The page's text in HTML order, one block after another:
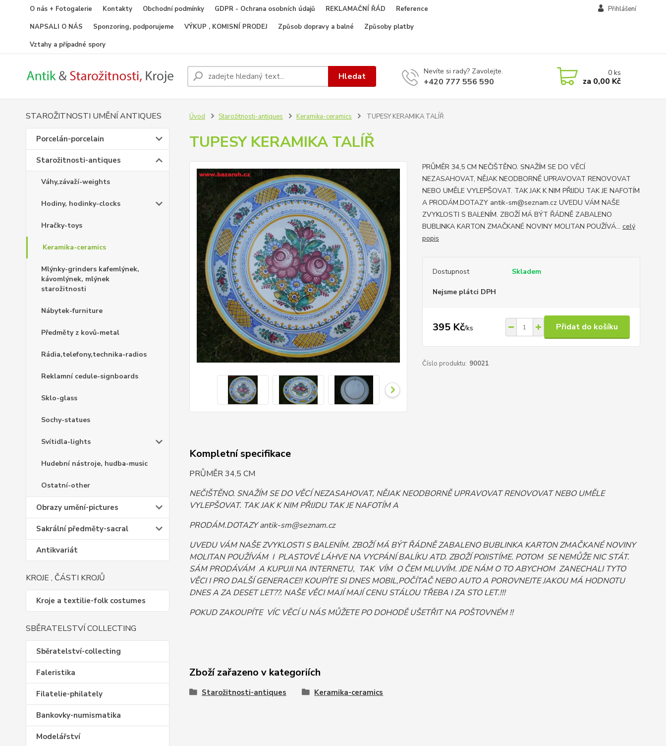
O nás + Fotogalerie Kontakty Obchodní podmínky GDPR - Ochrana osobních údajů REKLAMAČNÍ ŘÁD
Reference
NAPSALI O NÁS
Sponzoring, podporujeme VÝKUP , KOMISNÍ PRODEJ Způsob dopravy a balné
Způsoby platby
Vztahy a případné spory
Přihlášení
Hledat Nevíte si rady? Zavolejte.
+420 777 556 590
0ks
za 0,00 Kč
STAROŽITNOSTI UMĚNÍ ANTIQUES
Porcelán-porcelain
Starožitnosti-antiques
Váhy,závaží-weights
Hodiny, hodinky-clocks
Hračky-toys
Keramika-ceramics
Mlýnky-grinders kafemlýnek,
kávomlýnek, mlýnek
starožitnosti
Nábytek-furniture
Předměty z kovů-metal
Rádia,telefony,technika-radios
Reklamní cedule-signboards
Sklo-glass
Sochy-statues
Svítidla-lights
Hudební nástroje, hudba-music
Ostatní-other
Obrazy umění-pictures
Sakrální předměty-sacral
Antikvariát
KROJE , ČÁSTI KROJŮ
Kroje a textilie-folk costumes
SBĚRATELSTVÍ COLLECTING
Sběratelství-collecting
Faleristika
Filatelie-philately
Bankovky-numismatika
Modelářství
Úvod Starožitnosti-antiques Keramika-ceramics TUPESY KERAMIKA TALÍŘ
TUPESY KERAMIKA TALÍŘ
PRŮMĚR 34,5 CM NEČIŠTĚNO. SNAŽÍM SE DO VĚCÍ
NEZASAHOVAT, NĚJAK NEODBORNĚ UPRAVOVAT RENOVOVAT
NEBO UMĚLE VYLEPŠOVAT. TAK JAK K NIM PŘIJDU TAK JE NAFOTÍM
A PRODÁM.DOTAZY antik-sm@seznam.cz UVEDU VÁM NAŠE
ZVYKLOSTI S BALENÍM. ZBOŽÍ MÁ BÝT ŘÁDNĚ ZABALENO
BUBLINKA KARTON ZMAČKANÉ NOVINY MOLITAN POUŽÍVÁ... celý
popis
Dostupnost Skladem
Nejsme plátci DPH
395 Kč/ks Přidat do košíku
Číslo produktu: 90021
Kompletní specifikace
PRŮMĚR 34,5 CM
NEČIŠTĚNO. SNAŽÍM SE DO VĚCÍ NEZASAHOVAT, NĚJAK NEODBORNĚ UPRAVOVAT RENOVOVAT NEBO UMĚLE
VYLEPŠOVAT. TAK JAK K NIM PŘIJDU TAK JE NAFOTÍM A
PRODÁM.DOTAZY antik-sm@seznam.cz
UVEDU VÁM NAŠE ZVYKLOSTI S BALENÍM. ZBOŽÍ MÁ BÝT ŘÁDNĚ ZABALENO BUBLINKA KARTON ZMAČKANÉ NOVINY
MOLITAN POUŽÍVÁM I PLASTOVÉ LÁHVE NA VYCPÁNÍ BALÍKU ATD. ZBOŽÍ POJISTÍME. POTOM SE NEMŮŽE NIC STÁT.
SÁM PRODÁVÁM A KUPUJI NA INTERNETU, TAK VÍM O ČEM MLUVÍM. JDE NÁM O TO ABYCHOM ZANECHALI TYTO
VĚCI I PRO DALŠÍ GENERACE!! KOUPÍTE SI DNES MOBIL,POČÍTAČ NEBO AUTO A POROVNEJTE JAKOU MÁ HODNOTU
DNES A ZA DESET LET??. NAŠE VĚCI MAJÍ MAJÍ CENU STÁLOU TŘEBA I ZA STO LET.!!!
POKUD ZAKOUPÍTE VÍC VĚCÍ U NÁS MŮŽETE PO DOHODĚ UŠETŘIT NA POŠTOVNÉM !!
Zboží zařazeno v kategoriích
Starožitnosti-antiques Keramika-ceramics